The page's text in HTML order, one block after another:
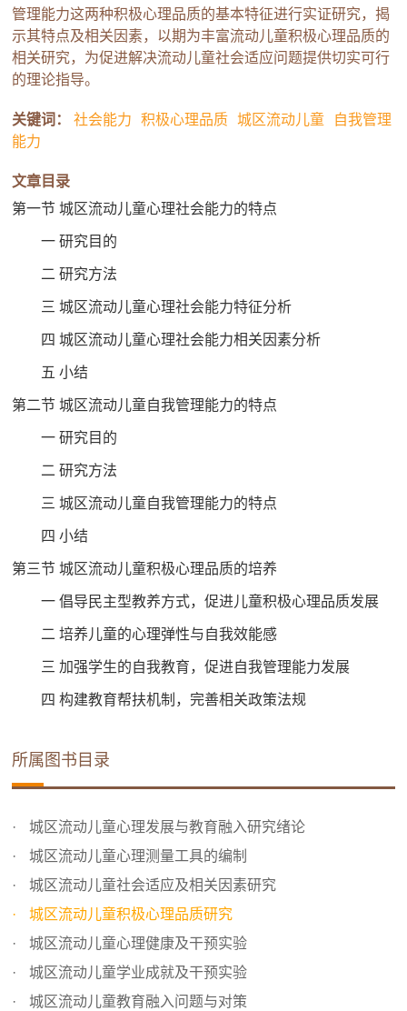
管理能力这两种积极心理品质的基本特征进行实证研究，揭
示其特点及相关因素，以期为丰富流动儿童积极心理品质的
相关研究，为促进解决流动儿童社会适应问题提供切实可行
的理论指导。
关键词： 社会能力 积极心理品质 城区流动儿童
自我管理
能力
文章目录
第一节 城区流动儿童心理社会能力的特点
一 研究目的
二 研究方法
三 城区流动儿童心理社会能力特征分析
四 城区流动儿童心理社会能力相关因素分析
五 小结
第二节 城区流动儿童自我管理能力的特点
一 研究目的
二 研究方法
三 城区流动儿童自我管理能力的特点
四 小结
第三节 城区流动儿童积极心理品质的培养
一 倡导民主型教养方式，促进儿童积极心理品质发展
二 培养儿童的心理弹性与自我效能感
三 加强学生的自我教育，促进自我管理能力发展
四 构建教育帮扶机制，完善相关政策法规
所属图书目录
城区流动儿童心理发展与教育融入研究绪论
城区流动儿童心理测量工具的编制
城区流动儿童社会适应及相关因素研究
城区流动儿童积极心理品质研究
城区流动儿童心理健康及干预实验
城区流动儿童学业成就及干预实验
城区流动儿童教育融入问题与对策